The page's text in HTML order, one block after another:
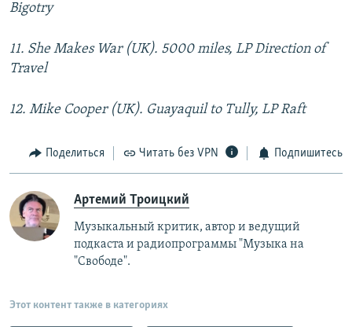
Bigotry
11. She Makes War (UK). 5000 miles, LP Direction of
Travel
12. Mike Cooper (UK). Guayaquil to Tully, LP Raft
Поделиться Читать без VPN Подпишитесь
Артемий Троицкий
Музыкальный критик, автор и ведущий
подкаста и радиопрограммы "Музыка на
"Свободе".
Этот контент также в категориях